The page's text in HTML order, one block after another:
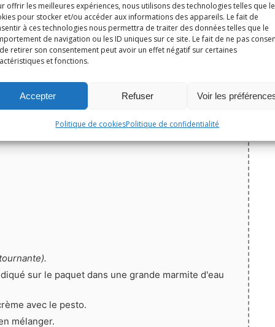
offrir les meilleures expériences, nous utilisons des technologies telles que
pour stocker et/ou accéder aux informations des appareils. Le fait de
à ces technologies nous permettra de traiter des données telles que le
de navigation ou les ID uniques sur ce site. Le fait de ne pas
retirer son consentement peut avoir un effet négatif sur certaines
et fonctions.
Accepter Refuser Voir les
Politique de cookiesPolitique de confidentialité
5de2votes
pesto, tomates séchées Portions:6
sur le paquet dans une grande marmite d'eau
avec le pesto.
mélanger.